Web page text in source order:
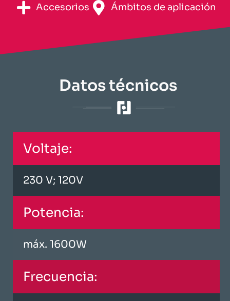
Accesorios ​Ámbitos de aplicación​
​Datos técnicos​
Voltaje:
230 V; 120V
Potencia:
máx. 1600W
Frecuencia: